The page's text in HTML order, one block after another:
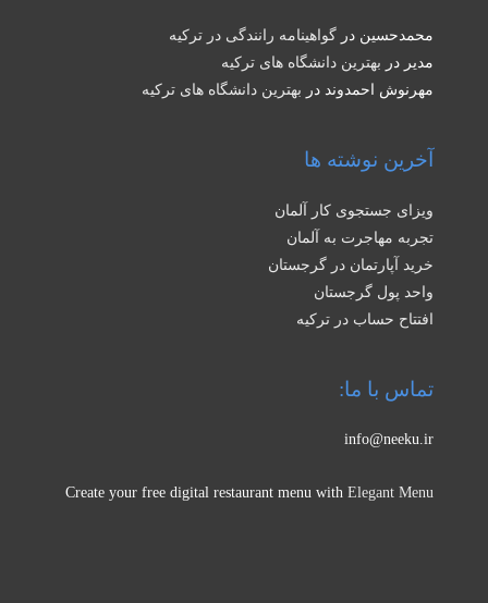
محمدحسین در گواهینامه رانندگی در ترکیه
مدیر در بهترین دانشگاه های ترکیه
مهرنوش احمدوند در بهترین دانشگاه های ترکیه
آخرین نوشته ها
ویزای جستجوی کار آلمان
تجربه مهاجرت به آلمان
خرید آپارتمان در گرجستان
واحد پول گرجستان
افتتاح حساب در ترکیه
تماس با ما:
info@neeku.ir
Create your free digital restaurant menu with Elegant Menu